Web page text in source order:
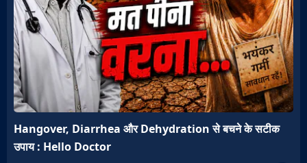
Hangover, Diarrhea और Dehydration से बचने के सटीक
उपाय : Hello Doctor